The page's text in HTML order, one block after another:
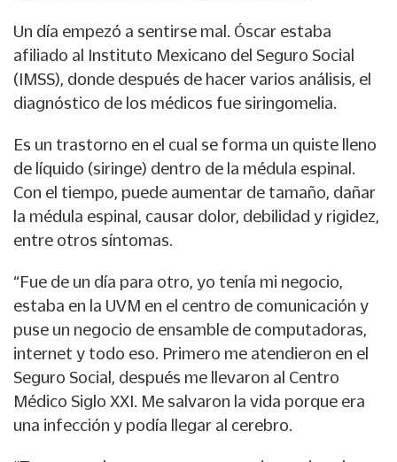
Un día empezó a sentirse mal. Óscar estaba
afiliado al Instituto Mexicano del Seguro Social
(IMSS), donde después de hacer varios análisis, el
diagnóstico de los médicos fue siringomelia.
Es un trastorno en el cual se forma un quiste lleno
de líquido (siringe) dentro de la médula espinal.
Con el tiempo, puede aumentar de tamaño, dañar
la médula espinal, causar dolor, debilidad y rigidez,
entre otros síntomas.
“Fue de un día para otro, yo tenía mi negocio,
estaba en la UVM en el centro de comunicación y
puse un negocio de ensamble de computadoras,
internet y todo eso. Primero me atendieron en el
Seguro Social, después me llevaron al Centro
Médico Siglo XXI. Me salvaron la vida porque era
una infección y podía llegar al cerebro.